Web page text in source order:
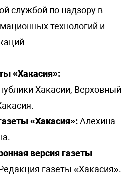
службой по надзору в
технологий и
«Хакасия»:
Хакасии, Верховный
«Хакасия»:Алехина
версия газеты
газеты «Хакасия».